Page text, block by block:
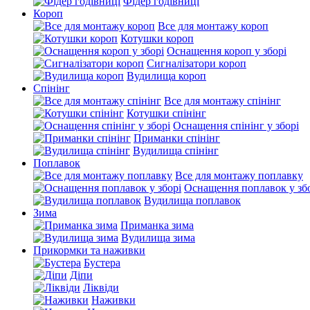
Короп
Все для монтажу короп
Котушки короп
Оснащення короп у зборі
Сигналізатори короп
Вудилища короп
Спінінг
Все для монтажу спінінг
Котушки спінінг
Оснащення спінінг у зборі
Приманки спінінг
Вудилища спінінг
Поплавок
Все для монтажу поплавку
Оснащення поплавок у
Вудилища поплавок
Зима
Приманка зима
Вудилища зима
Прикормки та наживки
Бустера
Діпи
Ліквіди
Наживки